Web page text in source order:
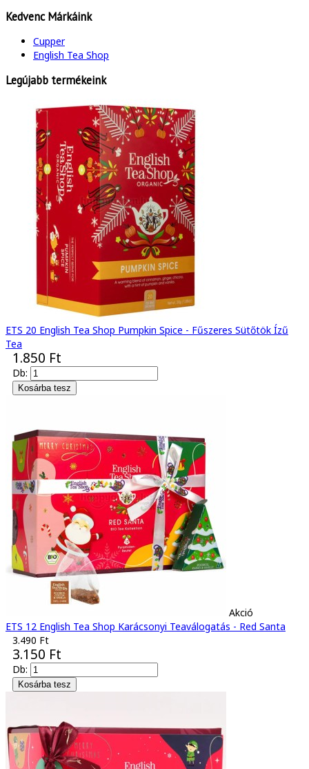
Kedvenc Márkáink
Cupper
English Tea Shop
Legújabb termékeink
ETS 20 English Tea Shop Pumpkin Spice - Fűszeres Sütőtök Ízű
Tea
1.850 Ft
Db:
Akció
ETS 12 English Tea Shop Karácsonyi Teaválogatás - Red Santa
3.490 Ft
3.150 Ft
Db: